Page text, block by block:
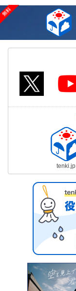
tenki.jp